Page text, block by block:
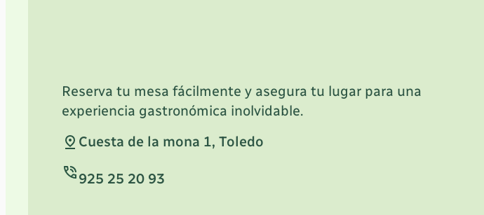
Reserva tu mesa fácilmente y asegura tu lugar para una
experiencia gastronómica inolvidable.
Cuesta de la mona 1, Toledo
925 25 20 93